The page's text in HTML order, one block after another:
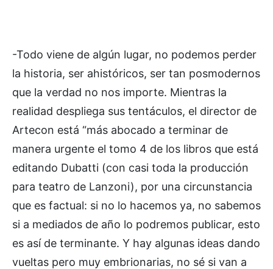
-Todo viene de algún lugar, no podemos perder
la historia, ser ahistóricos, ser tan posmodernos
que la verdad no nos importe. Mientras la
realidad despliega sus tentáculos, el director de
Artecon está “más abocado a terminar de
manera urgente el tomo 4 de los libros que está
editando Dubatti (con casi toda la producción
para teatro de Lanzoni), por una circunstancia
que es factual: si no lo hacemos ya, no sabemos
si a mediados de año lo podremos publicar, esto
es así de terminante. Y hay algunas ideas dando
vueltas pero muy embrionarias, no sé si van a